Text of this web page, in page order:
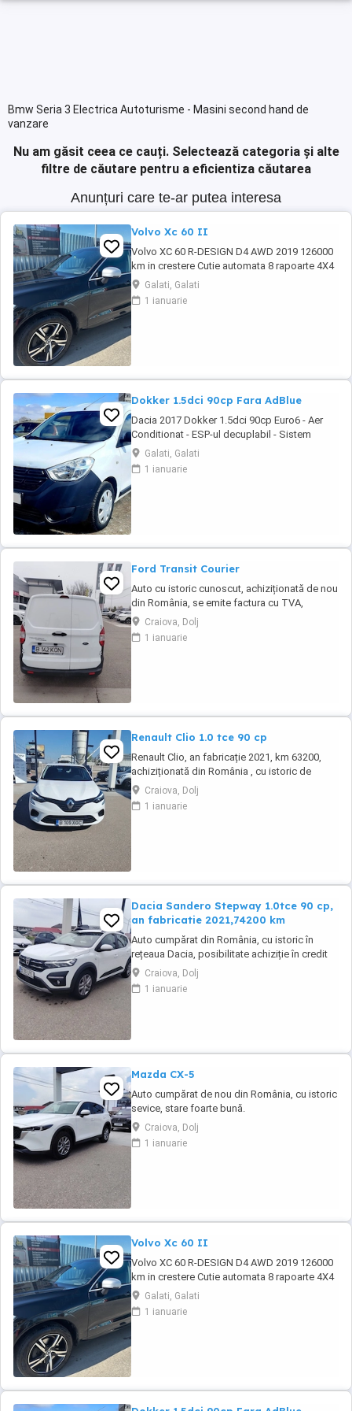
Bmw Seria 3 Electrica Autoturisme - Masini second hand de
vanzare
Nu am găsit ceea ce cauți. Selectează categoria și alte
filtre de căutare pentru a eficientiza căutarea
Anunțuri care te-ar putea interesa
Volvo Xc 60 II
Volvo XC 60 R-DESIGN D4 AWD 2019 126000
km in crestere Cutie automata 8 rapoarte 4X4
Roti 19 + roti iarna R18 Tapiterie piele cu
alcantara scaune sport Volan piele sport R-
DESIGN Plafon negru Pilot automat adaptiv
Galati, Galati
1 ianuarie
Dokker 1.5dci 90cp Fara AdBlue
Dacia 2017 Dokker 1.5dci 90cp Euro6 - Aer
Conditionat - ESP-ul decuplabil - Sistem
Start&Stop - Centralizata 2 chei - Functie Eco-
Mode - Geamuri electrice - Oglinzile incalzite -
Radio MP3 original - Bluetooth pt. telefon -
Galati, Galati
1 ianuarie
Ford Transit Courier
Auto cu istoric cunoscut, achiziționată de nou
din România, se emite factura cu TVA,
posibilitate finanțare în leasing sau
credit.Auto se livrează cu ITP valabil, revizie
efectuata( schimb ulei și filtre), garanție.
Craiova, Dolj
1 ianuarie
Renault Clio 1.0 tce 90 cp
Renault Clio, an fabricație 2021, km 63200,
achiziționată din România , cu istoric de
service. Auto se livrează cu ITP valabil, revizie
tehnica( schimb ulei și filtre), garantie
Craiova, Dolj
1 ianuarie
Dacia Sandero Stepway 1.0tce 90 cp,
an fabricatie 2021,74200 km
Auto cumpărat din România, cu istoric în
rețeaua Dacia, posibilitate achiziție în credit
sau leasing.Se emite făcură cu TVA. Auto se
livrează cu ITP valabil, revizie efectuată și
garantie
Craiova, Dolj
1 ianuarie
Mazda CX-5
Auto cumpărat de nou din România, cu istoric
sevice, stare foarte bună.
Craiova, Dolj
1 ianuarie
Volvo Xc 60 II
Volvo XC 60 R-DESIGN D4 AWD 2019 126000
km in crestere Cutie automata 8 rapoarte 4X4
Roti 19 + roti iarna R18 Tapiterie piele cu
alcantara scaune sport Volan piele sport R-
DESIGN Plafon negru Pilot automat adaptiv
Galati, Galati
1 ianuarie